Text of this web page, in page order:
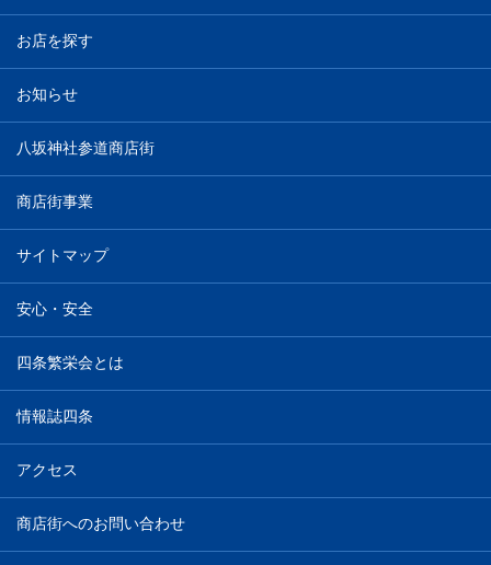
お店を探す
お知らせ
八坂神社参道商店街
商店街事業
サイトマップ
安心・安全
四条繁栄会とは
情報誌四条
アクセス
商店街へのお問い合わせ